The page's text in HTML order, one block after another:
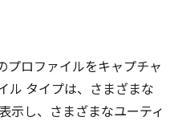
プロファイルをキャプチャ
ル タイプは、さまざまな
示し、さまざまなユーティ